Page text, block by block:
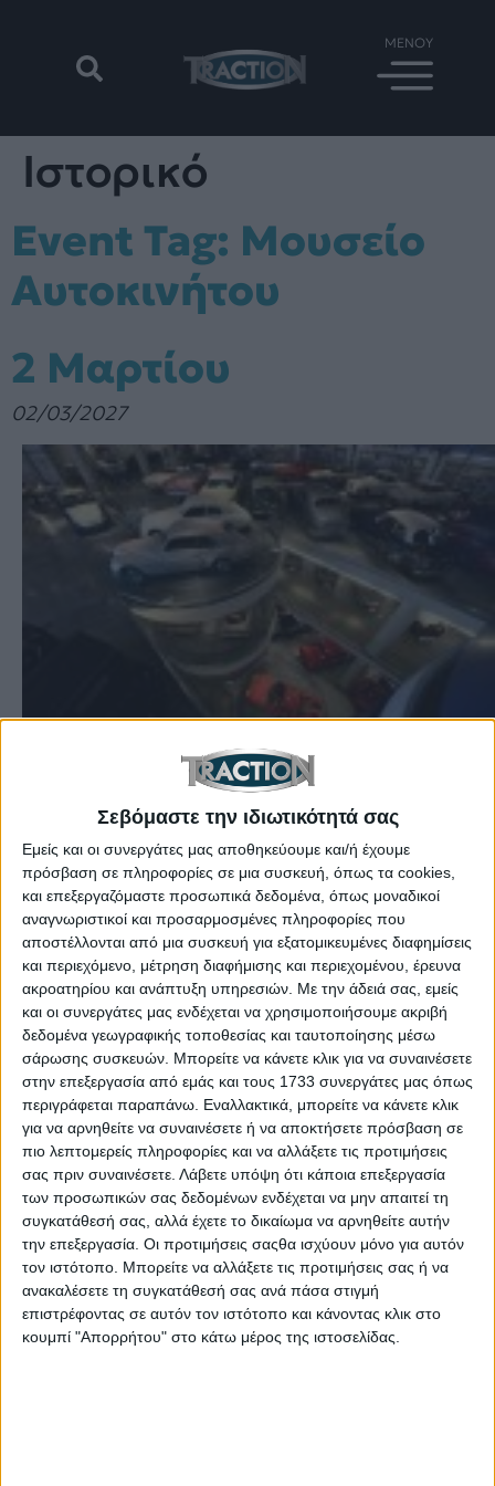
Σεβόμαστε την ιδιωτικότητά σας
Εμείς και οι συνεργάτες μας αποθηκεύουμε και/ή έχουμε
πρόσβαση σε πληροφορίες σε μια συσκευή, όπως τα cookies,
και επεξεργαζόμαστε προσωπικά δεδομένα, όπως μοναδικοί
αναγνωριστικοί και προσαρμοσμένες πληροφορίες που
αποστέλλονται από μια συσκευή για εξατομικευμένες διαφημίσεις
και περιεχόμενο, μέτρηση διαφήμισης και περιεχομένου, έρευνα
ακροατηρίου και ανάπτυξη υπηρεσιών. Με την άδειά σας, εμείς
και οι συνεργάτες μας ενδέχεται να χρησιμοποιήσουμε ακριβή
δεδομένα γεωγραφικής τοποθεσίας και ταυτοποίησης μέσω
σάρωσης συσκευών. Μπορείτε να κάνετε κλικ για να συναινέσετε
στην επεξεργασία από εμάς και τους 1733 συνεργάτες μας όπως
περιγράφεται παραπάνω. Εναλλακτικά, μπορείτε να κάνετε κλικ
για να αρνηθείτε να συναινέσετε ή να αποκτήσετε πρόσβαση σε
πιο λεπτομερείς πληροφορίες και να αλλάξετε τις προτιμήσεις
σας πριν συναινέσετε. Λάβετε υπόψη ότι κάποια επεξεργασία
των προσωπικών σας δεδομένων ενδέχεται να μην απαιτεί τη
συγκατάθεσή σας, αλλά έχετε το δικαίωμα να αρνηθείτε αυτήν
την επεξεργασία. Οι προτιμήσεις σαςθα ισχύουν μόνο για αυτόν
τον ιστότοπο. Μπορείτε να αλλάξετε τις προτιμήσεις σας ή να
ανακαλέσετε τη συγκατάθεσή σας ανά πάσα στιγμή
επιστρέφοντας σε αυτόν τον ιστότοπο και κάνοντας κλικ στο
κουμπί "Απορρήτου" στο κάτω μέρος της ιστοσελίδας.
Ιστορικό
Event Tag: Μουσείο
Αυτοκινήτου
2 Μαρτίου
02/03/2027
Σαν Σήμερα,Traction Anniversaries
Μουσείο Αυτοκινήτου,Ελληνικό Μουσείο
Αυτοκινήτου,Repo Man Movie,2 Μαρτίου
March 2
Το 2011 άνοιξε το Ελληνικό Μουσείο Αυτοκινήτου
και το 1984, έγινε η πρεμιέρα της ταινίας Repo
Man
ΝΕΑ
ΑΥΤΟΚΙΝΗΤΟ
ΠΑΡΟΥΣΙΑΣΕΙΣ
ΔΟΚΙΜΕΣ
ΣΤΡΙΒΟΝΤΑΣ
ΜΑΚΡΑΣ ΔΙΑΡΚΕΙΑΣ
ΑΓΟΡΑ
ΕΚΘΕΣΕΙΣ
2 WHEELS
LIFESTYLE
LIFESTYLE NEWS
VINTAGE
TRAVEL
EXTREME
WOMEN ON WHEELS
SAFETY
SAFETY NEWS
ΔΡΑΣΕΙΣ